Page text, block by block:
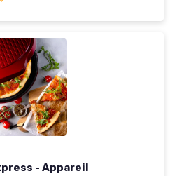
- Appareil